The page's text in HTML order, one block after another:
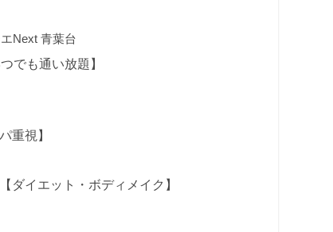
Next 青葉台
でも通い放題】
重視】
ダイエット・ボディメイク】